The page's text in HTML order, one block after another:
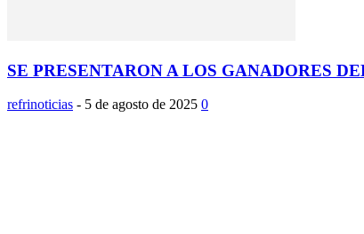
SE PRESENTARON A LOS GANADORES
refrinoticias - 5 de agosto de 2025 0